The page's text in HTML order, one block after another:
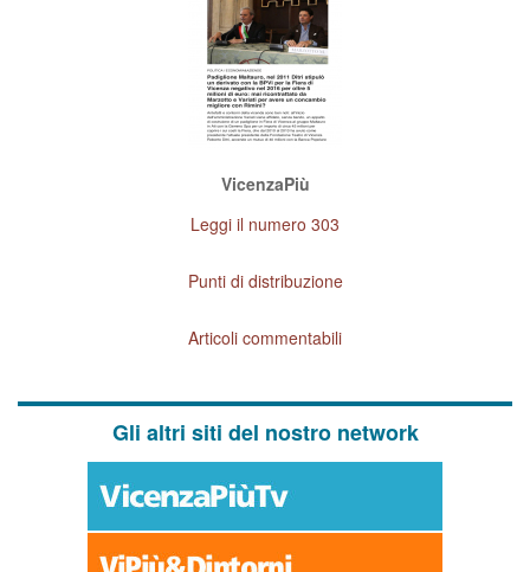
VicenzaPiù
Leggi il numero 303
Punti di distribuzione
Articoli commentabili
Gli altri siti del nostro network